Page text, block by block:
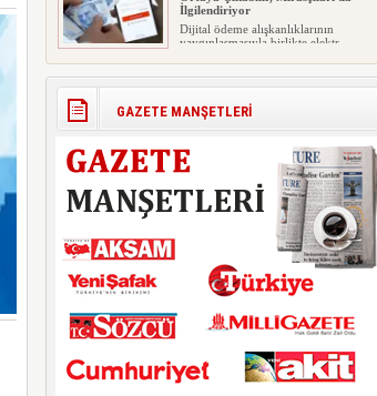
İlgilendiriyor
Dijital ödeme alışkanlıklarının
yaygınlaşmasıyla birlikte elektr...
İşte Okullarda Öğrencilerin
Kıyafet/Formalarının Belirlenmesine
Milli Eğitim Bakanlığı Temel Öğretim
Motorine Gece Yarısı Büyük İndirim
ABD-İran arasında yeniden diplomasi
yürütüleceği sinyallerinin p...
LPG’ye Dev Zam Geliyor!
Küresel petrol piyasalarındaki
dalgalanmalar ve döviz kurundaki ...
“Eylül Ayında Kiralık Sosyal Konut
Projesi Hayata Geçiyor”
Eylül ayında kiralık sosyal konut
GAZETE MANŞETLERİ